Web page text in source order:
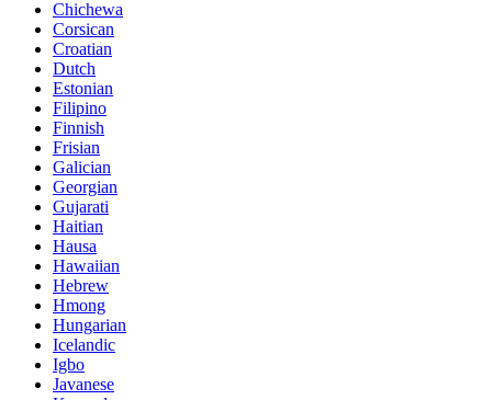
Chichewa
Corsican
Croatian
Dutch
Estonian
Filipino
Finnish
Frisian
Galician
Georgian
Gujarati
Haitian
Hausa
Hawaiian
Hebrew
Hmong
Hungarian
Icelandic
Igbo
Javanese